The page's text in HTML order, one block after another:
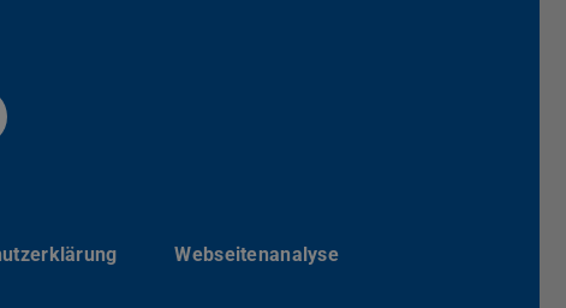
TU Darmstadt
Seite der TU Darmstadt
Kanal der TU Darmstadt
Webseitenanalyse